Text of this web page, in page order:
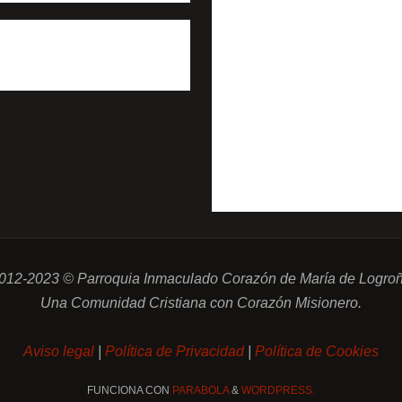
2023 © Parroquia Inmaculado Corazón de María de
Una Comunidad Cristiana con Corazón Misionero.
Aviso legal Política de Privacidad Política de Cookies
FUNCIONA CON PARABOLA& WORDPRESS.